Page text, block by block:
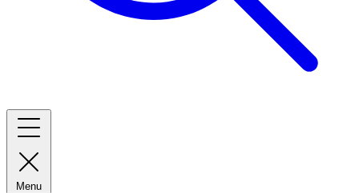
Menu